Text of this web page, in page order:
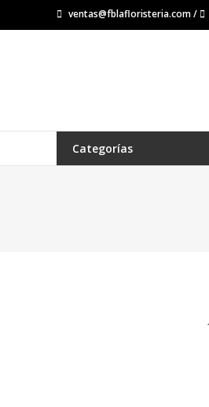
ventas@fblafloristeria.com /
Categorías